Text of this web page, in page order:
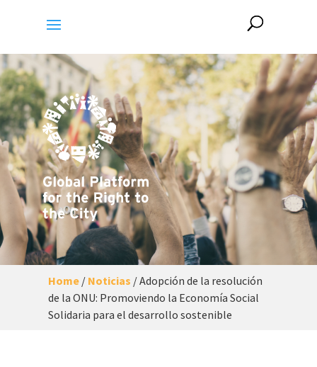
Home/ Noticias /Adopción de la resolución
de la ONU: Promoviendo la Economía Social
Solidaria para el desarrollo sostenible